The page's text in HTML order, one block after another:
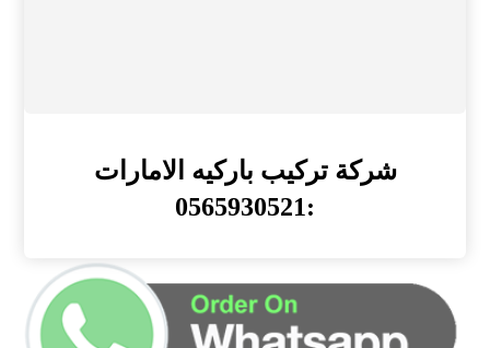
شركة تركيب باركيه الامارات
:0565930521